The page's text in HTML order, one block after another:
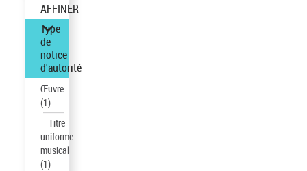
AFFINER
Type
de
notice
d'autorité
Œuvre
(1)
Titre
uniforme
musical
(1)